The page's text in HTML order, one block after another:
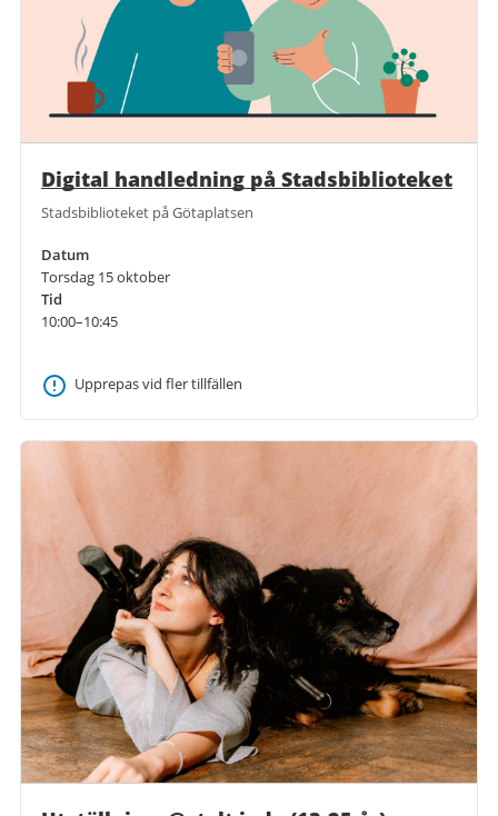
Digital handledning på Stadsbiblioteket
Stadsbiblioteket på Götaplatsen
Datum
Torsdag 15 oktober
Tid
10:00–10:45
Upprepas vid fler tillfällen